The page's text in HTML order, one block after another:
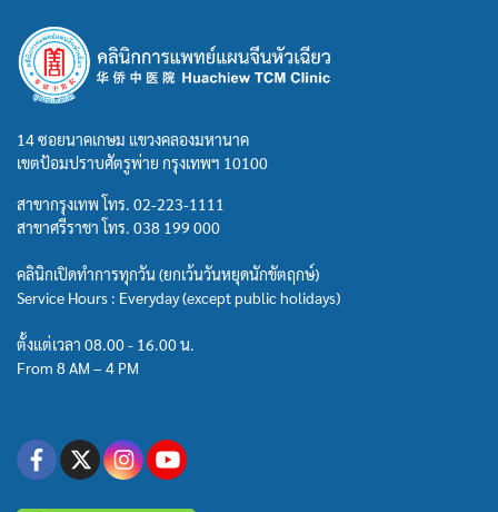
14 ซอยนาคเกษม แขวงคลองมหานาค
เขตป้อมปราบศัตรูพ่าย กรุงเทพฯ 10100
สาขากรุงเทพ โทร. 02-223-1111
สาขาศรีราชา โทร. 038 199 000
คลินิกเปิดทำการทุกวัน (ยกเว้นวันหยุดนักขัตฤกษ์)
Service Hours : Everyday (except public holidays)
ตั้งแต่เวลา 08.00 - 16.00 น.
From 8 AM – 4 PM